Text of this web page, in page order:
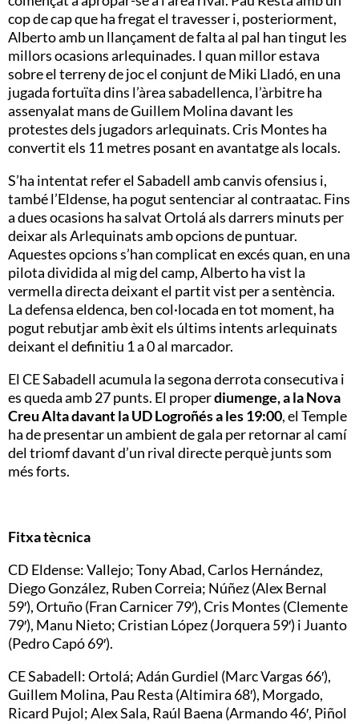
cop de cap que ha fregat el travesser i, posteriorment,
Alberto amb un llançament de falta al pal han tingut les
millors ocasions arlequinades. I quan millor estava
sobre el terreny de joc el conjunt de Miki Lladó, en una
jugada fortuïta dins l’àrea sabadellenca, l’àrbitre ha
assenyalat mans de Guillem Molina davant les
protestes dels jugadors arlequinats. Cris Montes ha
convertit els 11 metres posant en avantatge als locals.
S’ha intentat refer el Sabadell amb canvis ofensius i,
també l’Eldense, ha pogut sentenciar al contraatac. Fins
a dues ocasions ha salvat Ortolá als darrers minuts per
deixar als Arlequinats amb opcions de puntuar.
Aquestes opcions s’han complicat en excés quan, en una
pilota dividida al mig del camp, Alberto ha vist la
vermella directa deixant el partit vist per a sentència.
La defensa eldenca, ben col·locada en tot moment, ha
pogut rebutjar amb èxit els últims intents arlequinats
deixant el definitiu 1 a 0 al marcador.
El CE Sabadell acumula la segona derrota consecutiva i
es queda amb 27 punts. El properdiumenge, a la Nova
Creu Alta davant la UD Logroñés a les 19:00, el Temple
ha de presentar un ambient de gala per retornar al camí
del triomf davant d’un rival directe perquè junts som
més forts.
Fitxa tècnica
CD Eldense: Vallejo; Tony Abad, Carlos Hernández,
Diego González, Ruben Correia; Núñez (Alex Bernal
59′), Ortuño (Fran Carnicer 79′), Cris Montes (Clemente
79′), Manu Nieto; Cristian López (Jorquera 59′) i Juanto
(Pedro Capó 69′).
CE Sabadell: Ortolá; Adán Gurdiel (Marc Vargas 66′),
Guillem Molina, Pau Resta (Altimira 68′), Morgado,
Ricard Pujol; Alex Sala, Raúl Baena (Armando 46′, Piñol